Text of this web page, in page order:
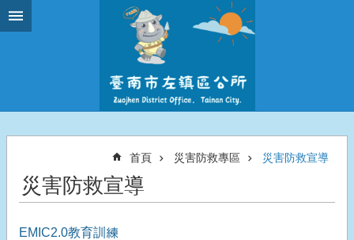
跳到主要內容區塊
首頁 災害防救專區 災害防救宣導
災害防救宣導
EMIC2.0教育訓練